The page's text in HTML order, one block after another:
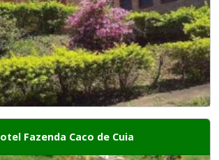
Fazenda Caco de Cuia